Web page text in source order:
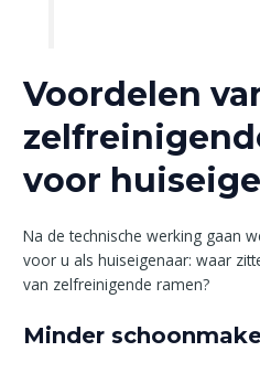
Voordelen
voor
Na de technische werking gaan
voor u als huiseigenaar: waar
van zelfreinigende ramen?
Minder